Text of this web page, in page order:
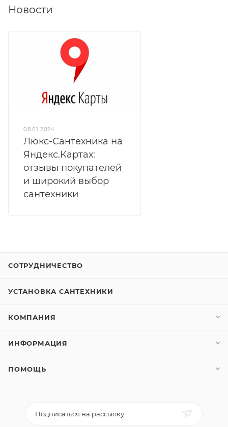
Новости
08.01.2024
Люкс-Сантехника на
Яндекс.Картах:
отзывы покупателей
и широкий выбор
сантехники
СОТРУДНИЧЕСТВО
УСТАНОВКА САНТЕХНИКИ
КОМПАНИЯ
ИНФОРМАЦИЯ
ПОМОЩЬ
Подписаться на рассылку